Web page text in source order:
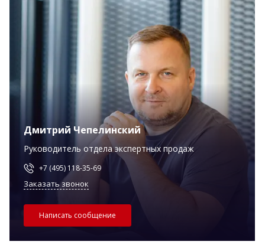
Дмитрий Чепелинский
Руководитель отдела экспертных продаж
+7 (495) 118-35-69
Заказать звонок
Написать сообщение